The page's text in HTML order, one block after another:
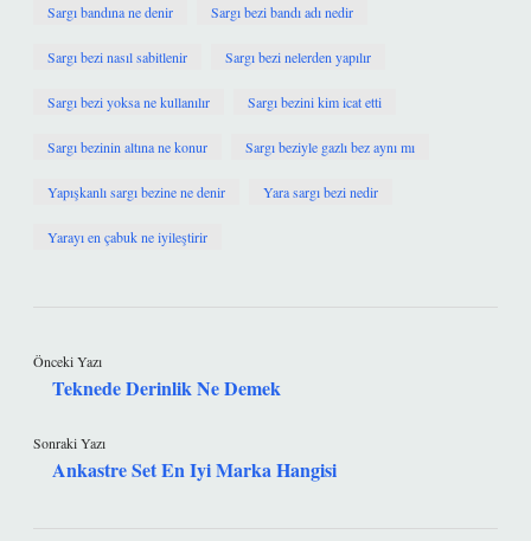
Sargı bandına ne denir Sargı bezi bandı adı nedir
Sargı bezi nasıl sabitlenir Sargı bezi nelerden yapılır
Sargı bezi yoksa ne kullanılır Sargı bezini kim icat etti
Sargı bezinin altına ne konur Sargı beziyle gazlı bez aynı mı
Yapışkanlı sargı bezine ne denir Yara sargı bezi nedir
Yarayı en çabuk ne iyileştirir
Önceki Yazı
Teknede Derinlik Ne Demek
Sonraki Yazı
Ankastre Set En Iyi Marka Hangisi